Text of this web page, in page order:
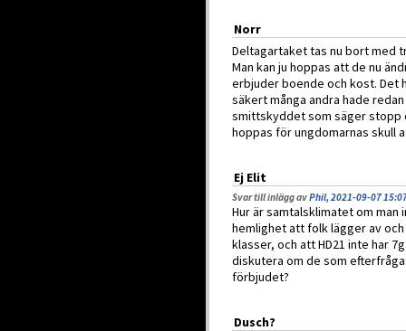
Norr
Deltagartaket tas nu bort med
Man kan ju hoppas att de nu
erbjuder boende och kost. Det
säkert många andra hade
smittskyddet som säger stopp
hoppas för ungdomarnas skull
Ej Elit
Svar till inlägg avPhil, 2021-09-07
Hur är samtalsklimatet om
hemlighet att folk lägger av och
klasser, och att HD21 inte har
diskutera om de som
förbjudet?
Dusch?